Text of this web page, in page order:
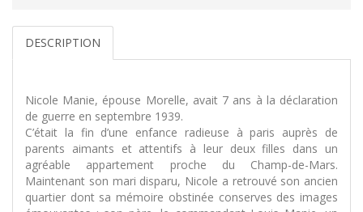
DESCRIPTION
Nicole Manie, épouse Morelle, avait 7 ans à la déclaration
de guerre en septembre 1939.
C’était la fin d’une enfance radieuse à paris auprès de
parents aimants et attentifs à leur deux filles dans un
agréable appartement proche du Champ-de-Mars.
Maintenant son mari disparu, Nicole a retrouvé son ancien
quartier dont sa mémoire obstinée conserves des images